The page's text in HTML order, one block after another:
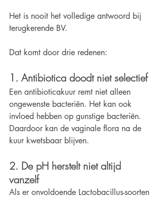
Het is nooit het volledige antwoord bij
terugkerende BV.
Dat komt door drie redenen:
1. Antibiotica doodt niet selectief
Een antibioticakuur remt niet alleen
ongewenste bacteriën. Het kan ook
invloed hebben op gunstige bacteriën.
Daardoor kan de vaginale flora na de
kuur kwetsbaar blijven.
2. De pH herstelt niet altijd
vanzelf
Als er onvoldoende Lactobacillus-soorten